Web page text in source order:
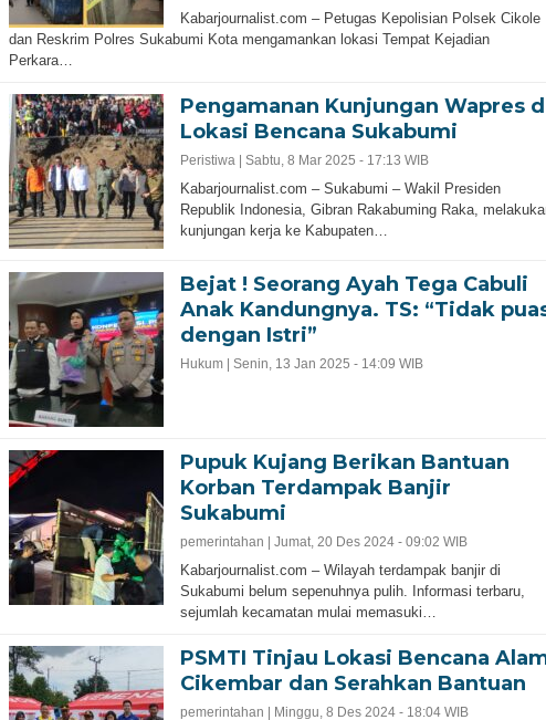
Kabarjournalist.com – Petugas Kepolisian Polsek Cikole
dan Reskrim Polres Sukabumi Kota mengamankan lokasi Tempat Kejadian
Perkara…
Pengamanan Kunjungan Wapres
Lokasi Bencana Sukabumi
Peristiwa | Sabtu, 8 Mar 2025 - 17:13 WIB
Kabarjournalist.com – Sukabumi – Wakil Presiden
Republik Indonesia, Gibran Rakabuming Raka,
kunjungan kerja ke Kabupaten…
Bejat ! Seorang Ayah Tega Cabuli
Anak Kandungnya. TS: “Tidak
dengan Istri”
Hukum | Senin, 13 Jan 2025 - 14:09 WIB
Pupuk Kujang Berikan Bantuan
Korban Terdampak Banjir
Sukabumi
pemerintahan | Jumat, 20 Des 2024 - 09:02 WIB
Kabarjournalist.com – Wilayah terdampak banjir di
Sukabumi belum sepenuhnya pulih. Informasi terbaru,
sejumlah kecamatan mulai memasuki…
PSMTI Tinjau Lokasi Bencana
Cikembar dan Serahkan Bantuan
pemerintahan | Minggu, 8 Des 2024 - 18:04 WIB